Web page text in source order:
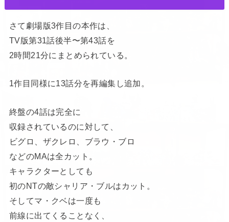
さて劇場版3作目の本作は、
TV版第31話後半〜第43話を
2時間21分にまとめられている。
1作目同様に13話分を再編集し追加。
終盤の4話は完全に
収録されているのに対して、
ビグロ、ザクレロ、ブラウ・ブロ
などのMAは全カット。
キャラクターとしても
初のNTの敵シャリア・ブルはカット。
そしてマ・クベは一度も
前線に出てくることなく、